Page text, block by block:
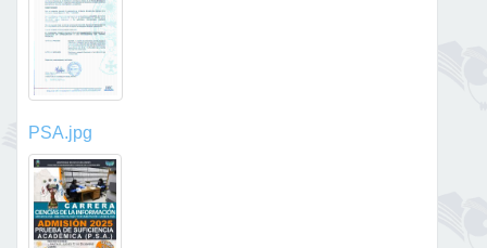
PSA.jpg